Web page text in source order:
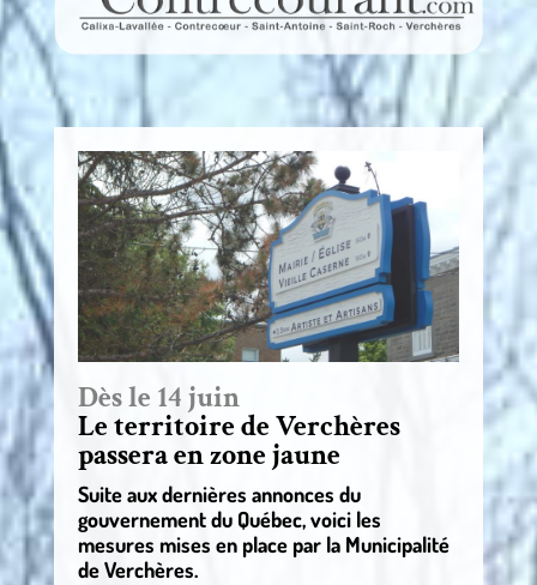
Dès le 14 juin
Le territoire de Verchères
passera en zone jaune
Suite aux dernières annonces du
gouvernement du Québec, voici les
mesures mises en place par la Municipalité
de Verchères.